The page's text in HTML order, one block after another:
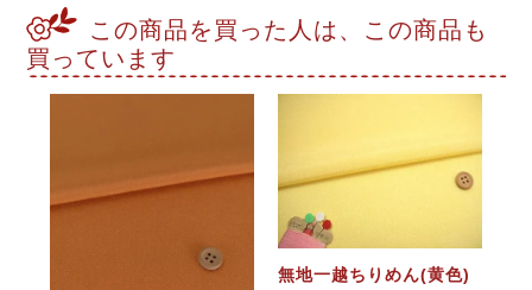
この商品を買った人は、この商品も
買っています
無地一越ちりめん(黄色)